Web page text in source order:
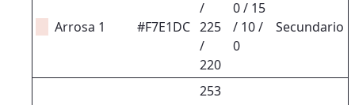
Arrosa 1 #F7E1DC
/
225
/
220
0 / 15
/ 10 /
0
Secundario
253